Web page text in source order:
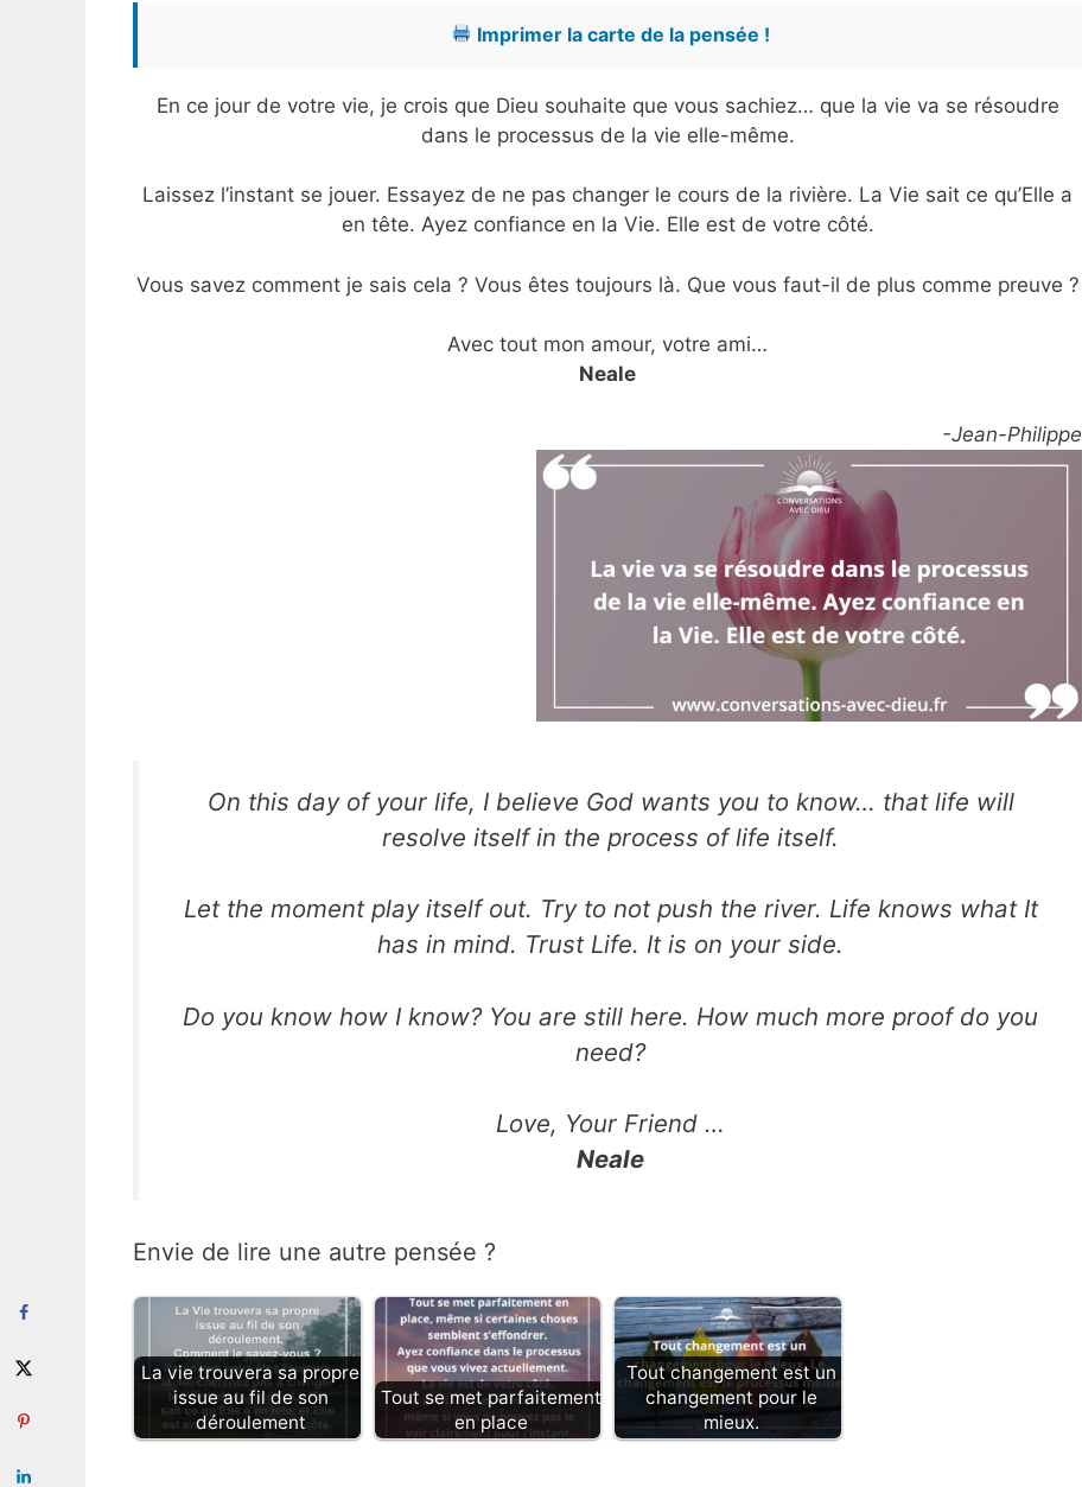
Imprimer la carte de la pensée !
En ce jour de votre vie, je crois que Dieu souhaite que vous sachiez… que la vie va se résoudre
dans le processus de la vie elle-même.
Laissez l’instant se jouer. Essayez de ne pas changer le cours de la rivière. La Vie sait ce qu’Elle a
en tête. Ayez confiance en la Vie. Elle est de votre côté.
Vous savez comment je sais cela ? Vous êtes toujours là. Que vous faut-il de plus comme preuve ?
Avec tout mon amour, votre ami…
Neale
-Jean-Philippe
On this day of your life, I believe God wants you to know… that life will
resolve itself in the process of life itself.
Let the moment play itself out. Try to not push the river. Life knows what It
has in mind. Trust Life. It is on your side.
Do you know how I know? You are still here. How much more proof do you
need?
Love, Your Friend …
Neale
Envie de lire une autre pensée ?
La vie trouvera sa propre
issue au fil de son
déroulement
Tout se met parfaitement
en place
Tout changement est un
changement pour le
mieux.